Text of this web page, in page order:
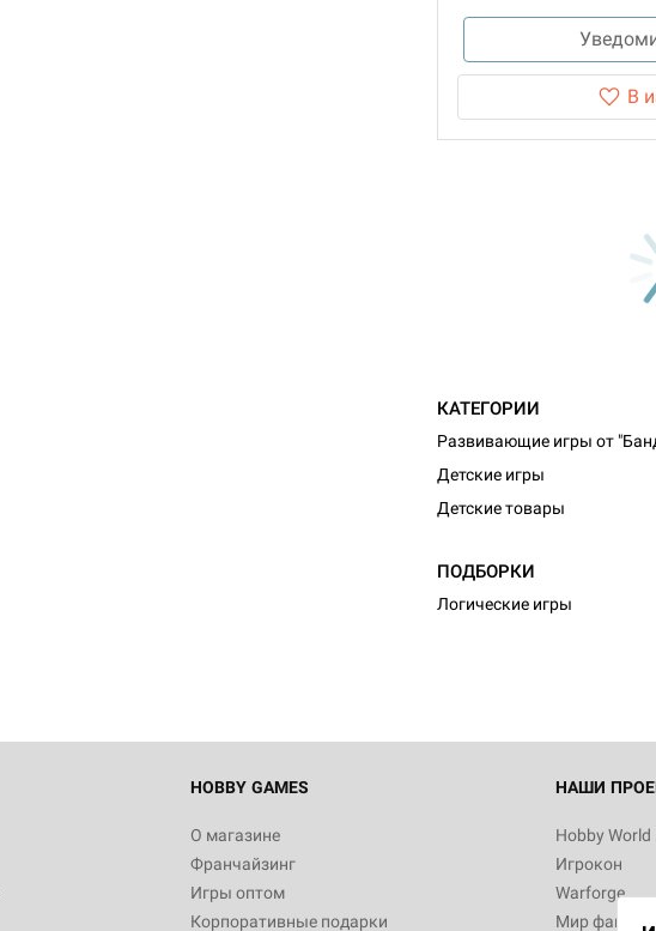
В
КАТЕГОРИИ
Развивающие игры от
Детские игры
Детские товары
ПОДБОРКИ
Логические игры
HOBBY GAMES
О магазине
Франчайзинг
Игры оптом
Корпоративные подарки
НАШИ
Hobby World
Игрокон
Warforge
Мир